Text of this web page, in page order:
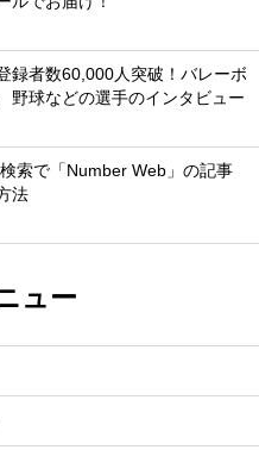
録者数60,000人突破！バレーボ
野球などの選手のインタビュー
索で「Number Web」の記事
法
ュー